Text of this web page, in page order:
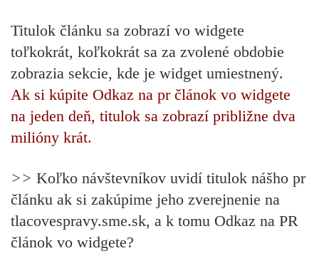
Titulok článku sa zobrazí vo widgete
toľkokrát, koľkokrát sa za zvolené obdobie
zobrazia sekcie, kde je widget umiestnený.
Ak si kúpite Odkaz na pr článok vo widgete
na jeden deň, titulok sa zobrazí približne dva
milióny krát.
>> Koľko návštevníkov uvidí titulok nášho pr
článku ak si zakúpime jeho zverejnenie na
tlacovespravy.sme.sk, a k tomu Odkaz na PR
článok vo widgete?